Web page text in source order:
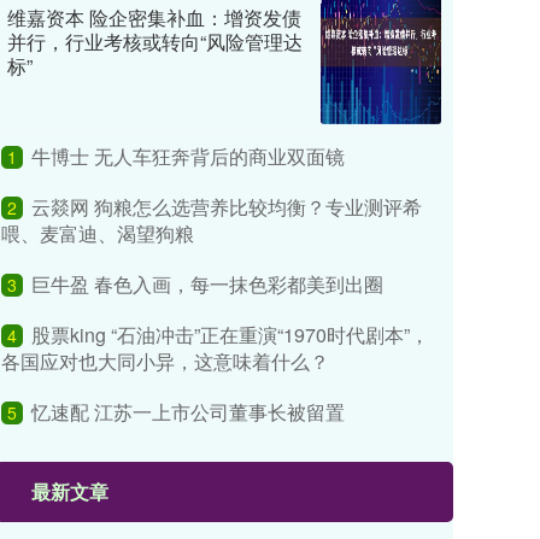
维嘉资本 险企密集补血：增资发债
并行，行业考核或转向“风险管理达
标”
1 牛博士 无人车狂奔背后的商业双面镜
2
云燚网 狗粮怎么选营养比较均衡？专业测评希
喂、麦富迪、渴望狗粮
3 巨牛盈 春色入画，每一抹色彩都美到出圈
4
股票king “石油冲击”正在重演“1970时代剧本”，
各国应对也大同小异，这意味着什么？
5 忆速配 江苏一上市公司董事长被留置
最新文章